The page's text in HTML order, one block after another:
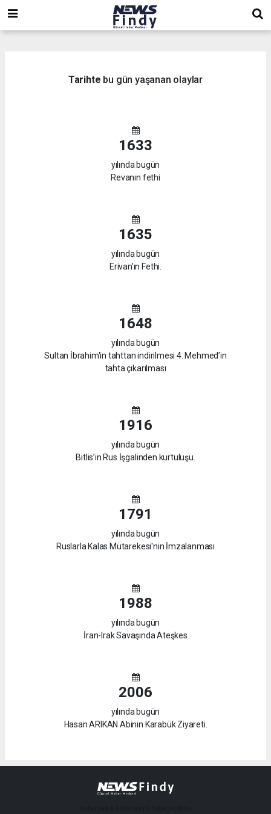
Tarihte bu gün yaşanan olaylar
1633
yılında bugün
Revanın fethi
1635
yılında bugün
Erivan’ın Fethi.
1648
yılında bugün
Sultan İbrahim'in tahttan indirilmesi 4. Mehmed’in
tahta çıkarılması
1916
yılında bugün
Bitlis’in Rus İşgalinden kurtuluşu.
1791
yılında bugün
Ruslarla Kalas Mütarekesi'nin İmzalanması
1988
yılında bugün
İran-Irak Savaşında Ateşkes
2006
yılında bugün
Hasan ARIKAN Abinin Karabük Ziyareti.